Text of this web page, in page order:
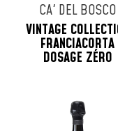
CA' DEL BOSCO
VINTAGE
FRANCIACORTA
DOSAGE ZÉRO